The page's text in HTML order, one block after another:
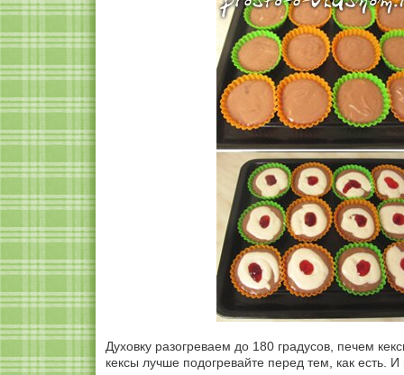
Духовку разогреваем до 180 градусов, печем
кексы лучше подогревайте перед тем, как есть.